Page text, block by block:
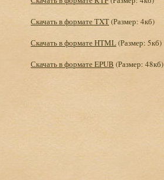
Скачать в формате TXT(Размер: 4кб)
Скачать в формате HTML(Размер: 5кб)
Скачать в формате EPUB (Размер: 48кб)